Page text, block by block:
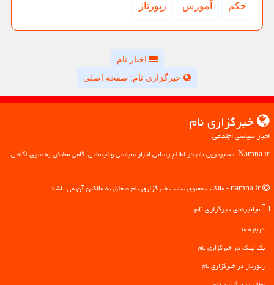
حكم آموزش رپورتاژ
اخبار نام
خبرگزاری نام: صفحه اصلی
خبرگزاری نام
اخبار سیاسی اجتماعی
Namna.ir: معتبرترین نام در اطلاع رسانی اخبار سیاسی و اجتماعی، گامی مطمئن به سوی آگاهی
میانبرهای خبرگزاری نام
درباره ما
بک لینک در خبرگزاری نام
رپورتاژ در خبرگزاری نام